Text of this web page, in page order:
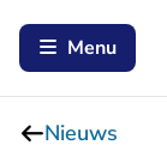
Menu
Nieuws